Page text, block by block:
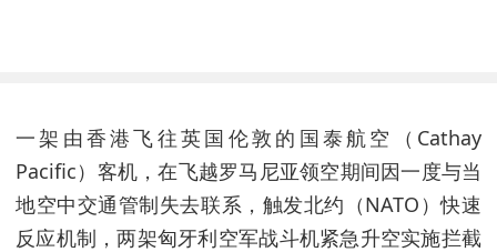
一架由香港飞往英国伦敦的国泰航空（Cathay
Pacific）客机，在飞越罗马尼亚领空期间因一度与当
地空中交通管制失去联系，触发北约（NATO）快速
反应机制，两架匈牙利空军战斗机紧急升空实施拦截